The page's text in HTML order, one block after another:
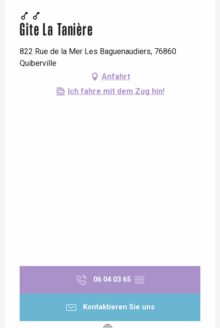
Gîte La Tanière
822 Rue de la Mer Les Baguenaudiers, 76860
Quiberville
Anfahrt
Ich fahre mit dem Zug hin!
06 04 03 65 ▒▒
Kontaktieren Sie uns